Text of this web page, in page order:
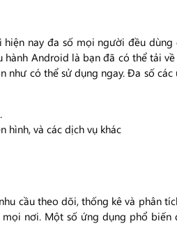
nay đa số mọi người đều
hành Android là bạn đã có thể tải
như có thể sử dụng ngay. Đa số
hình, và các dịch vụ khác
cầu theo dõi, thống kê và phân
nơi. Một số ứng dụng phổ